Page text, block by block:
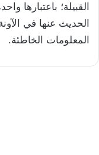
القبيلة؛ باعتبارها
الحديث عنها في
المعلومات الخاطئة.